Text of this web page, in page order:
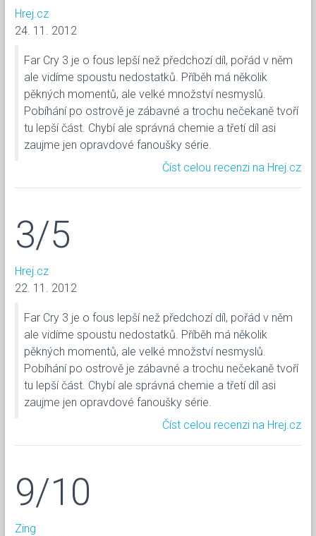
Hrej.cz
24. 11. 2012
Far Cry 3 je o fous lepší než předchozí díl, pořád v něm
ale vidíme spoustu nedostatků. Příběh má několik
pěkných momentů, ale velké množství nesmyslů.
Pobíhání po ostrově je zábavné a trochu nečekaně tvoří
tu lepší část. Chybí ale správná chemie a třetí díl asi
zaujme jen opravdové fanoušky série.
Číst celou recenzi na Hrej.cz
3/5
Hrej.cz
22. 11. 2012
Far Cry 3 je o fous lepší než předchozí díl, pořád v něm
ale vidíme spoustu nedostatků. Příběh má několik
pěkných momentů, ale velké množství nesmyslů.
Pobíhání po ostrově je zábavné a trochu nečekaně tvoří
tu lepší část. Chybí ale správná chemie a třetí díl asi
zaujme jen opravdové fanoušky série.
Číst celou recenzi na Hrej.cz
9/10
Zing